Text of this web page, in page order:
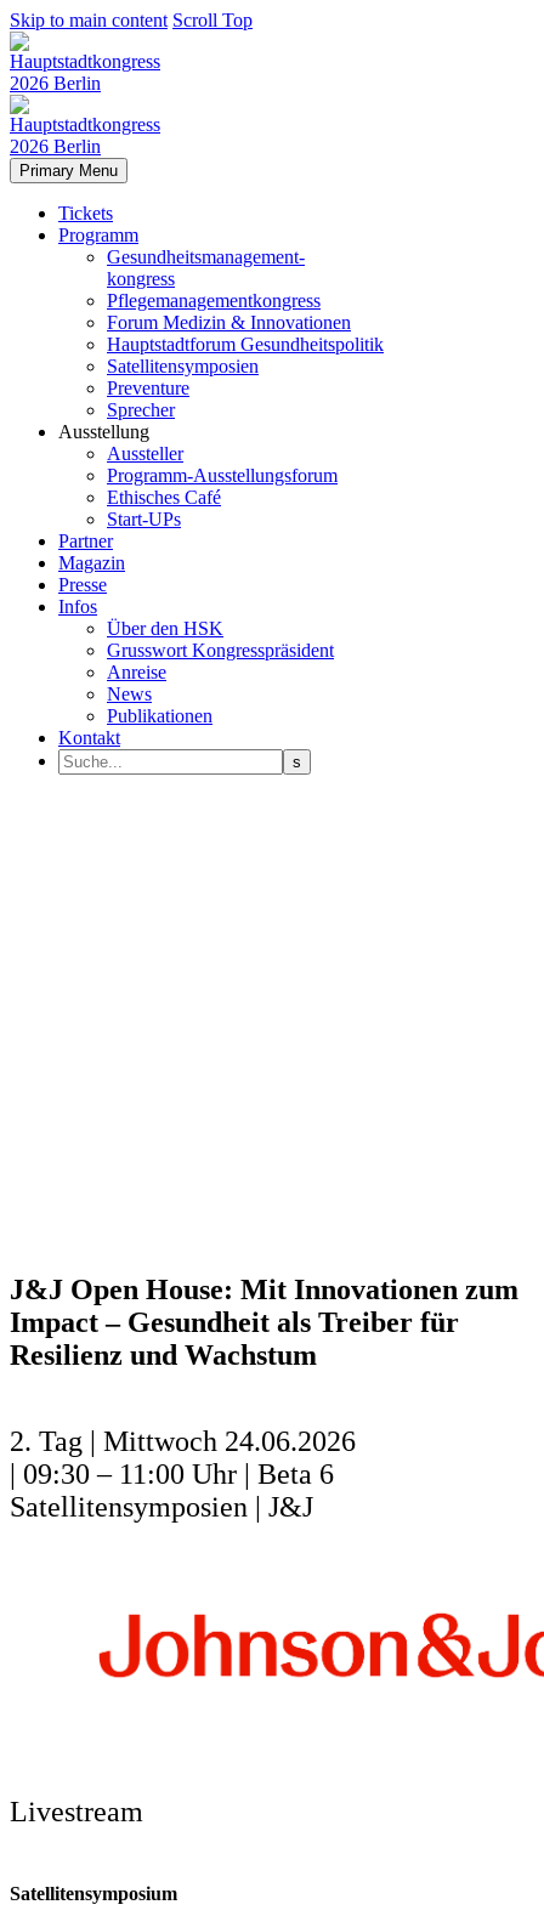
Skip to main content Scroll Top
Primary Menu
Tickets
Programm
Gesundheitsmanagement-
kongress
Pflegemanagementkongress
Forum Medizin & Innovationen
Hauptstadtforum Gesundheitspolitik
Satellitensymposien
Preventure
Sprecher
Ausstellung
Aussteller
Programm-Ausstellungsforum
Ethisches Café
Start-UPs
Partner
Magazin
Presse
Infos
Über den HSK
Grusswort Kongresspräsident
Anreise
News
Publikationen
Kontakt
J&J Open House: Mit Innovationen zum
Impact – Gesundheit als Treiber für
Resilienz und Wachstum
2. Tag | Mittwoch 24.06.2026
| 09:30 – 11:00 Uhr | Beta 6
Satellitensymposien | J&J
Livestream
Satellitensymposium